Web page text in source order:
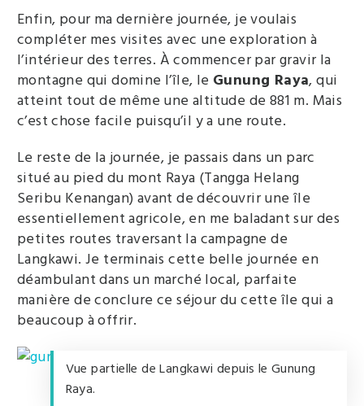
Enfin, pour ma dernière journée, je voulais
compléter mes visites avec une exploration à
l’intérieur des terres. À commencer par gravir la
montagne qui domine l’île, le Gunung Raya, qui
atteint tout de même une altitude de 881 m. Mais
c’est chose facile puisqu’il y a une route.
Le reste de la journée, je passais dans un parc
situé au pied du mont Raya (Tangga Helang
Seribu Kenangan) avant de découvrir une île
essentiellement agricole, en me baladant sur des
petites routes traversant la campagne de
Langkawi. Je terminais cette belle journée en
déambulant dans un marché local, parfaite
manière de conclure ce séjour du cette île qui a
beaucoup à offrir.
Vue partielle de Langkawi depuis le Gunung
Raya.